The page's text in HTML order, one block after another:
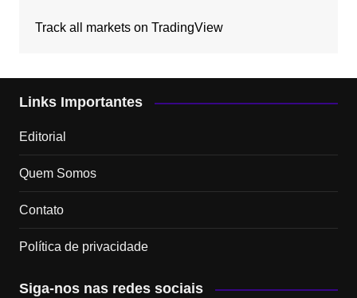
Track all markets on TradingView
Links Importantes
Editorial
Quem Somos
Contato
Política de privacidade
Siga-nos nas redes sociais